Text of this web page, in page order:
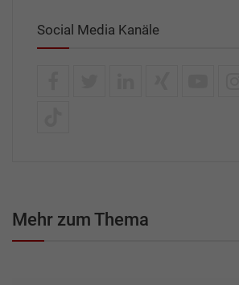
Social Media Kanäle
Mehr zum Thema